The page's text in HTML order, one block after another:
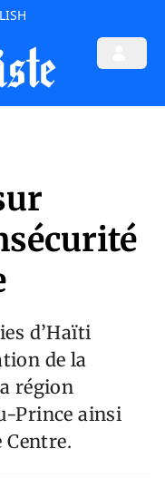
d’Haïti
de la
région
Prince ainsi
Centre.